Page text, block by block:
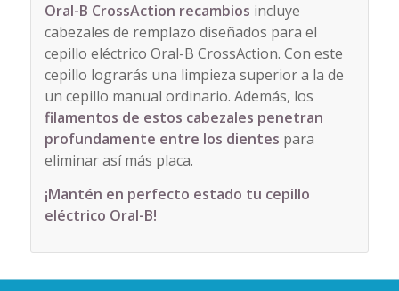
Oral-B CrossAction recambios incluye
cabezales de remplazo diseñados para el
cepillo eléctrico Oral-B CrossAction. Con este
cepillo lograrás una limpieza superior a la de
un cepillo manual ordinario. Además, los
filamentos de estos cabezales penetran
profundamente entre los dientes para
eliminar así más placa.
¡Mantén en perfecto estado tu cepillo
eléctrico Oral-B!